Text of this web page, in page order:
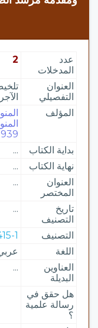
عدد
المدخلات
2
العنوان
التفصيلي
المؤلف
939
بداية الكتاب
...
نهاية الكتاب
...
العنوان
المختصر
...
تاريخ
التصنيف
...
التصنيف
415-1 |
اللغة
العناوين
البديلة
...
هل حقق في
رسالة علمية
؟